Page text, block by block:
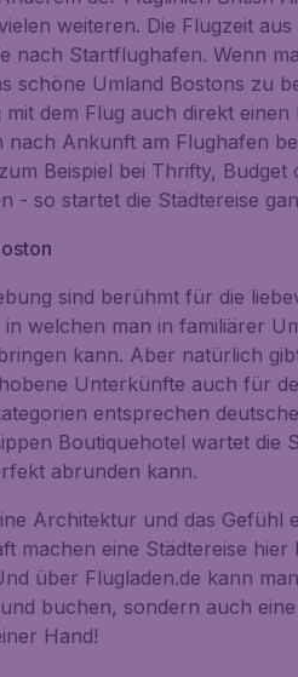
weiteren. Die Flugzeit
nach Startflughafen. Wenn
schöne Umland Bostons zu
mit dem Flug auch direkt
nach Ankunft am Flughafen
Beispiel bei Thrifty, Budget
- so startet die Städtereise
sind berühmt für die
welchen man in familiärer
kann. Aber natürlich
Unterkünfte auch für
entsprechen
Boutiquehotel wartet die
abrunden kann.
Architektur und das Gefühl
machen eine Städtereise hier
über Flugladen.de kann
buchen, sondern auch
Hand!